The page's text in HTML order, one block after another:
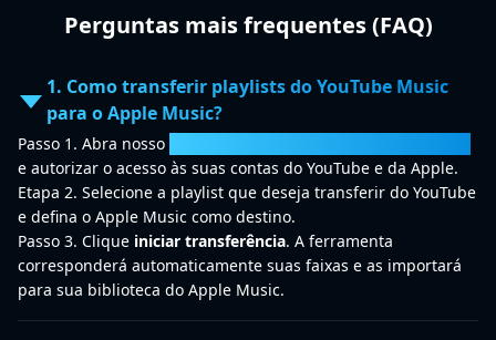
Perguntas mais frequentes (FAQ)
1. Como transferir playlists do YouTube Music
para o Apple Music?
Passo 1. Abra nosso
e autorizar o acesso às suas contas do YouTube e da Apple.
Etapa 2. Selecione a playlist que deseja transferir do YouTube
e defina o Apple Music como destino.
Passo 3. Clique iniciar transferência. A ferramenta
corresponderá automaticamente suas faixas e as importará
para sua biblioteca do Apple Music.